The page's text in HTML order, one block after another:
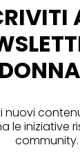
nuovi
le iniziative
community.